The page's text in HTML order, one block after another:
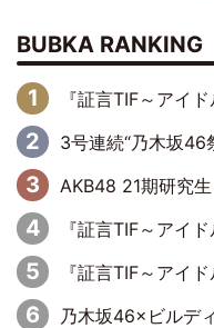
BUBKA RANKING
『証言TIF～アイドル戦国時代とはなんだったのか～』第6回：でんぱ組.inc・
3号連続“乃木坂46祭り” ラストを飾るのは
AKB48 21期研究生
『証言TIF～アイドル戦国時代とはなんだったのか～』第11回：私立恵比
『証言TIF～アイドル戦国時代とはなんだったのか～』第10回：さ
乃木坂46×ビルディバイドTCG